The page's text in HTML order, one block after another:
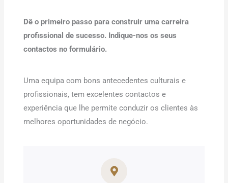
Dê o primeiro passo para construir uma carreira
profissional de sucesso. Indique-nos os seus
contactos no formulário.
Uma equipa com bons antecedentes culturais e
profissionais, tem excelentes contactos e
experiência que lhe permite conduzir os clientes às
melhores oportunidades de negócio.